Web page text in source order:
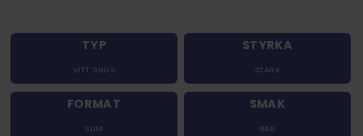
TYP
VITT SNUS
STYRKA
STARK
FORMAT
SLIM
SMAK
BÄR